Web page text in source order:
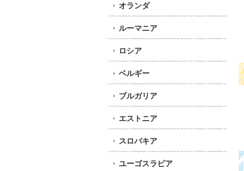
オランダ
ルーマニア
ロシア
ベルギー
ブルガリア
エストニア
スロバキア
ユーゴスラビア